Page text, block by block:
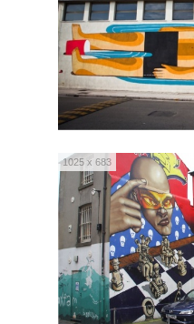
1025 x 683